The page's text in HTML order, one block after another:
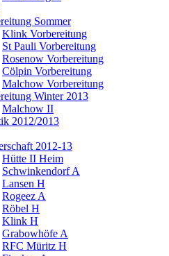
Sommer
Klink Vorbereitung
St Pauli Vorbereitung
Rosenow Vorbereitung
Cölpin Vorbereitung
Malchow Vorbereitung
Winter 2013
Malchow II
2012/2013
2012-13
Hütte II Heim
Schwinkendorf A
Lansen H
Rogeez A
Röbel H
Klink H
Grabowhöfe A
RFC Müritz H